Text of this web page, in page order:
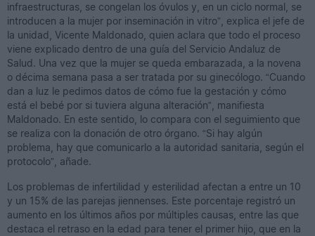
infraestructuras, se congelan los óvulos y, en un ciclo normal, se
introducen a la mujer por inseminación in vitro”, explica el jefe de
la unidad, Vicente Maldonado, quien aclara que todo el proceso
viene explicado dentro de una guía del Servicio Andaluz de
Salud. Una vez que la mujer se queda embarazada, a la novena
o décima semana pasa a ser tratada por su ginecólogo. “Cuando
dan a luz le pedimos datos de cómo fue la gestación y cómo
está el bebé por si tuviera alguna alteración”, manifiesta
Maldonado. En este sentido, lo compara con el seguimiento que
se realiza con la donación de otro órgano. “Si hay algún
problema, hay que comunicarlo a la autoridad sanitaria, según el
protocolo”, añade.
Los problemas de infertilidad y esterilidad afectan a entre un 10
y un 15% de las parejas jiennenses. Este porcentaje registró un
aumento en los últimos años por múltiples causas, entre las que
destaca el retraso en la edad para tener el primer hijo, que en la